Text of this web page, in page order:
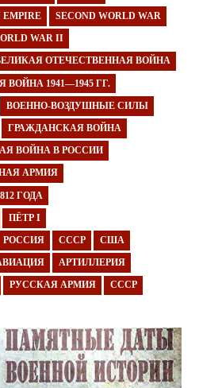
EMPIRE SECOND WORLD WAR
WAR II
ОТЕЧЕСТВЕННАЯ ВОЙНА
1941—1945 ГГ.
ВОЕННО-ВОЗДУШНЫЕ СИЛЫ
ГРАЖДАНСКАЯ ВОЙНА
ВОЙНА В РОССИИ
АРМИЯ
ГОДА
ПЁТР I
РОССИЯ СССР США
АРТИЛЛЕРИЯ
РУССКАЯ АРМИЯ СССР